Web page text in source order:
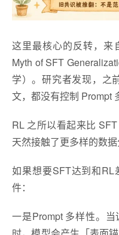
这里最核心的反转，来
Myth of SFT
学）。研究者发现，之
文，都没有控制 Prompt
RL 之所以看起来比
天然接触了更多样的数
如果想要SFT达到和
件：
一是Prompt 多样性。